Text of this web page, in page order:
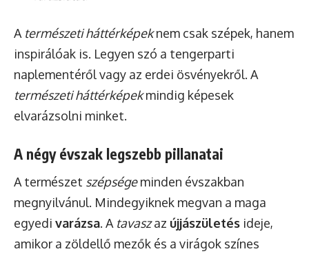
A természeti háttérképeknem csak szépek, hanem
inspirálóak is. Legyen szó a tengerparti
naplementéről vagy az erdei ösvényekről. A
természeti háttérképekmindig képesek
elvarázsolni minket.
A négy évszak legszebb pillanatai
A természet szépségeminden évszakban
megnyilvánul. Mindegyiknek megvan a maga
egyedi varázsa. A tavaszaz újjászületés ideje,
amikor a zöldellő mezők és a virágok színes